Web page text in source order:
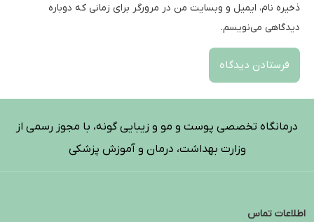
ذخیره نام، ایمیل و وبسایت من در مرورگر برای زمانی که دوباره
دیدگاهی می‌نویسم.
درمانگاه تخصصی پوست و مو و زیبایی گونه، با مجوز رسمی از
وزارت بهداشت، درمان و آموزش پزشکی
اطلاعات تماس